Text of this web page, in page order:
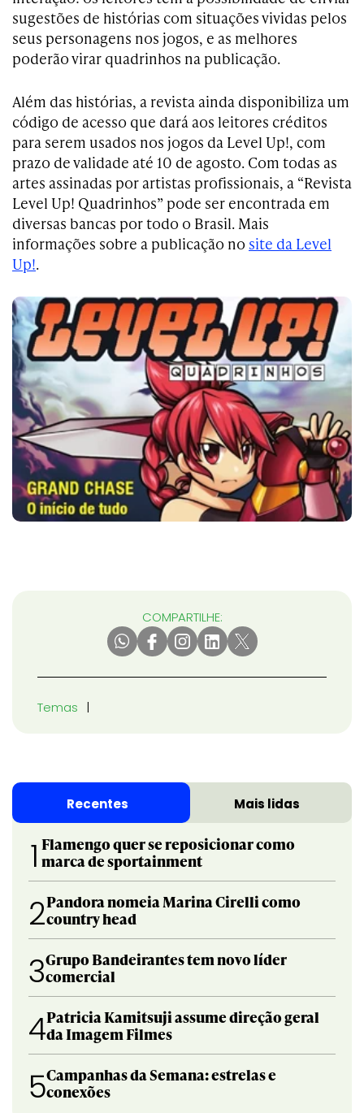
sugestões de histórias com situações vividas pelos
seus personagens nos jogos, e as melhores
poderão virar quadrinhos na publicação.
Além das histórias, a revista ainda disponibiliza um
código de acesso que dará aos leitores créditos
para serem usados nos jogos da Level Up!, com
prazo de validade até 10 de agosto. Com todas as
artes assinadas por artistas profissionais, a “Revista
Level Up! Quadrinhos” pode ser encontrada em
diversas bancas por todo o Brasil. Mais
informações sobre a publicação no site da Level
Up!.
COMPARTILHE:
Temas
Recentes Mais lidas
1 Flamengo quer se reposicionar como
marca de sportainment
2Pandora nomeia Marina Cirelli como
country head
3Grupo Bandeirantes tem novo líder
comercial
4Patricia Kamitsuji assume direção geral
da Imagem Filmes
5Campanhas da Semana: estrelas e
conexões